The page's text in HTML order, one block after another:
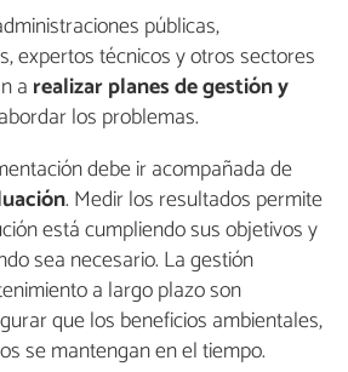
públicas,
expertos técnicos y otros sectores
a realizar planes de gestión y
los problemas.
debe ir acompañada de
. Medir los resultados permite
está cumpliendo sus objetivos y
sea necesario. La gestión
a largo plazo son
que los beneficios ambientales,
se mantengan en el tiempo.